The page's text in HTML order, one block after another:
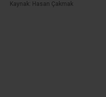
Kaynak: Hasan Çakmak